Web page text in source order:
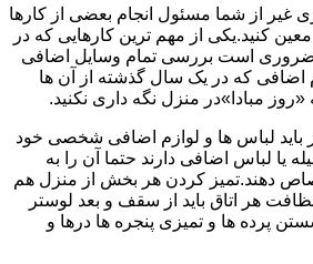
غیر از شما مسئول انجام بعضی از کارها
کنید.یکی از مهم ترین کارهایی که در
ضروری است بررسی تمام وسایل اضافی
اضافی که در یک سال گذشته از آن ها
«روز مبادا»در منزل نگه داری نکنید.
باید لباس ها و لوازم اضافی شخصی خود
یا لباس اضافی دارند حتما آن را به
دهند.تمیز کردن هر بخش از منزل هم
هر اتاق باید از سقف و بعد لوستر
پرده ها و تمیزی پنجره ها درها و